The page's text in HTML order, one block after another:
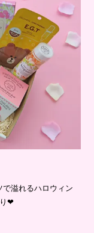
溢れるハロウィン
り❤︎